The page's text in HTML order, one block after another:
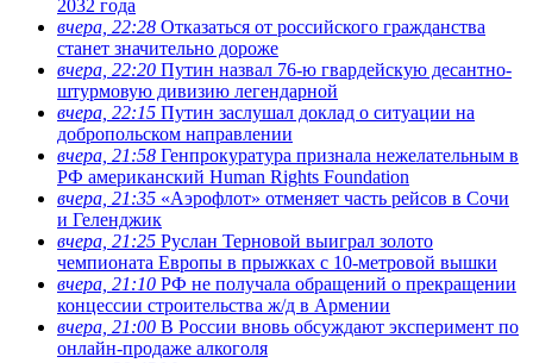
2032 года
вчера, 22:28 Отказаться от российского гражданства
станет значительно дороже
вчера, 22:20 Путин назвал 76-ю гвардейскую десантно-
штурмовую дивизию легендарной
вчера, 22:15 Путин заслушал доклад о ситуации на
добропольском направлении
вчера, 21:58 Генпрокуратура признала нежелательным в
РФ американский Human Rights Foundation
вчера, 21:35 «Аэрофлот» отменяет часть рейсов в Сочи
и Геленджик
вчера, 21:25 Руслан Терновой выиграл золото
чемпионата Европы в прыжках с 10-метровой вышки
вчера, 21:10 РФ не получала обращений о прекращении
концессии строительства ж/д в Армении
вчера, 21:00 В России вновь обсуждают эксперимент по
онлайн-продаже алкоголя